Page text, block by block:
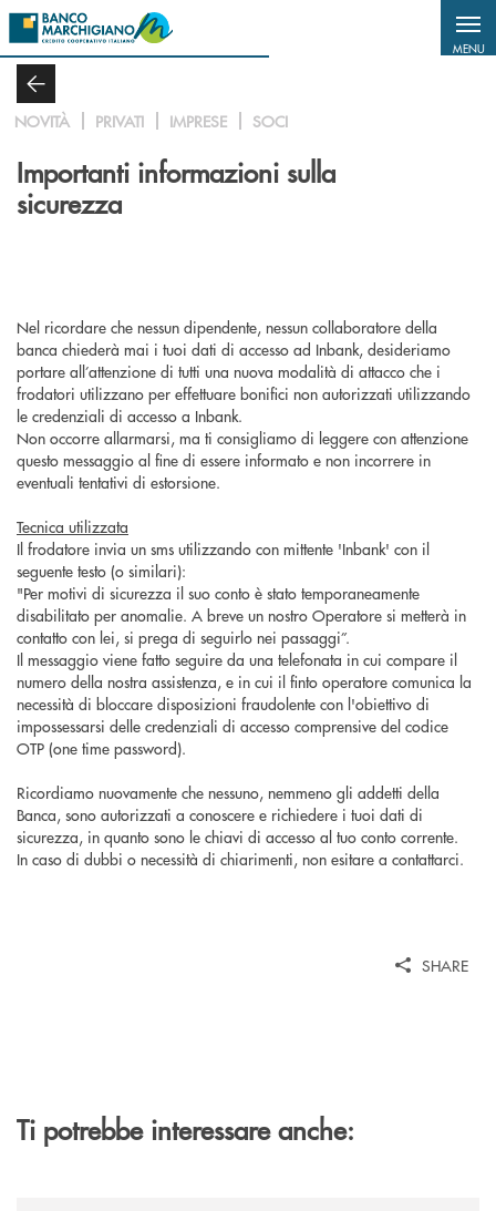
Salta al contenuto principale
MENU
NOVITÀ PRIVATI IMPRESE SOCI
Importanti informazioni sulla
sicurezza
Nel ricordare che nessun dipendente, nessun collaboratore della
banca chiederà mai i tuoi dati di accesso ad Inbank, desideriamo
portare all’attenzione di tutti una nuova modalità di attacco che i
frodatori utilizzano per effettuare bonifici non autorizzati utilizzando
le credenziali di accesso a Inbank.
Non occorre allarmarsi, ma ti consigliamo di leggere con attenzione
questo messaggio al fine di essere informato e non incorrere in
eventuali tentativi di estorsione.
Tecnica utilizzata
Il frodatore invia un sms utilizzando con mittente 'Inbank' con il
seguente testo (o similari):
"Per motivi di sicurezza il suo conto è stato temporaneamente
disabilitato per anomalie. A breve un nostro Operatore si metterà in
contatto con lei, si prega di seguirlo nei passaggi”.
Il messaggio viene fatto seguire da una telefonata in cui compare il
numero della nostra assistenza, e in cui il finto operatore comunica la
necessità di bloccare disposizioni fraudolente con l'obiettivo di
impossessarsi delle credenziali di accesso comprensive del codice
OTP (one time password).
Ricordiamo nuovamente che nessuno, nemmeno gli addetti della
Banca, sono autorizzati a conoscere e richiedere i tuoi dati di
sicurezza, in quanto sono le chiavi di accesso al tuo conto corrente.
In caso di dubbi o necessità di chiarimenti, non esitare a contattarci.
SHARE
Ti potrebbe interessare anche: